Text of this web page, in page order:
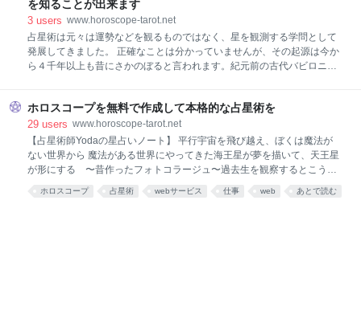
が気づかない細部や、裏に隠された意味が見えてしま
った、という経験があるかもしれません。 こうした能
力を生かせば、得意分野においてエキスパートになれ
る可能性を秘めています。 実際、このサイン生まれの
人には学者肌の人が多く存在し、社会人になってから
研究者や会計士、薬剤師などの職種や、福祉や医療関
係に適性があります。 また、人の心の謎を解き明かす
心理学や、精神世界での活躍も期待されるでしょう。
長い下積み
を知ることが出来ます
3 users www.horoscope-tarot.net
占星術は元々は運勢などを観るものではなく、星を観測する学問として
発展してきました。 正確なことは分かっていませんが、その起源は今か
ら４千年以上も昔にさかのぼると言われます。紀元前の古代バビロニア
知っていました。 農耕を主とする古代人にとって天体を観測することは
非常に重要な任務でした。 星の位置から季節を判断したのです。そして
種をまく時期や収穫の時期を知り、川が氾濫する時期を予測しました。
ある時、古代の人々は天体と地上で起こる現象との間に奇妙な因果関係
がある事に気づきました。例えば月が上昇している時にはこんなことが
測記録を元に占星学の体系を確立していったのです。 その後、紆余曲折
ホロスコープを無料で作成して本格的な占星術を
29 users www.horoscope-tarot.net
【占星術師Yodaの星占いノート】 平行宇宙を飛び越え、ぼくは魔法が
ない世界から 魔法がある世界にやってきた海王星が夢を描いて、天王星
が形にする 〜昔作ったフォトコラージュ〜過去生を観察するとこうな
ってみえる牛乳キャップが教えてくれた、宇宙の仕組みもう一度あそこ
に行こうようやく夢に片想いの人が出てこなくなったよドラゴンボール
ホロスコープ 占星術 webサービス 仕事 web あとで読む